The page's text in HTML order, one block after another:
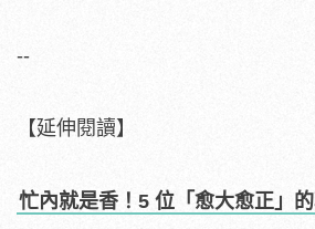
--
【延伸閱讀】
忙內就是香！5 位「愈大愈正」